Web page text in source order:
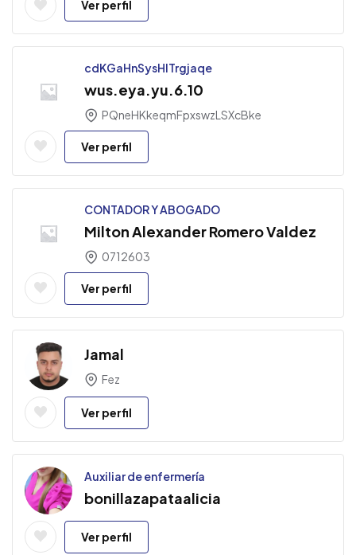
Ver perfil
cdKGaHnSysHlTrgjaqe
wus.eya.yu.6.10
PQneHKkeqmFpxswzLSXcBke
Ver perfil
CONTADOR Y ABOGADO
Milton Alexander Romero Valdez
0712603
Ver perfil
Jamal
Fez
Ver perfil
Auxiliar de enfermería
bonillazapataalicia
Ver perfil